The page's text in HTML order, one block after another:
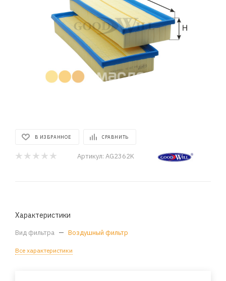
В ИЗБРАННОЕ СРАВНИТЬ
Артикул: AG2362K
Характеристики
Вид фильтра — Воздушный фильтр
Все характеристики